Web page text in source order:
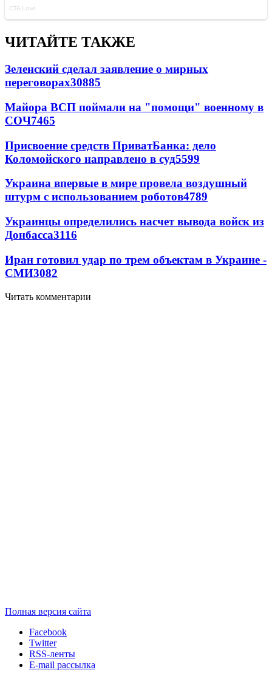
ЧИТАЙТЕ ТАКЖЕ
Зеленский сделал заявление о мирных
переговорах30885
Майора ВСП поймали на "помощи" военному в
СОЧ7465
Присвоение средств ПриватБанка: дело
Коломойского направлено в суд5599
Украина впервые в мире провела воздушный
штурм с использованием роботов4789
Украинцы определились насчет вывода войск из
Донбасса3116
Иран готовил удар по трем объектам в Украине -
СМИ3082
Читать комментарии
Полная версия сайта
Facebook
Twitter
RSS-ленты
E-mail рассылка